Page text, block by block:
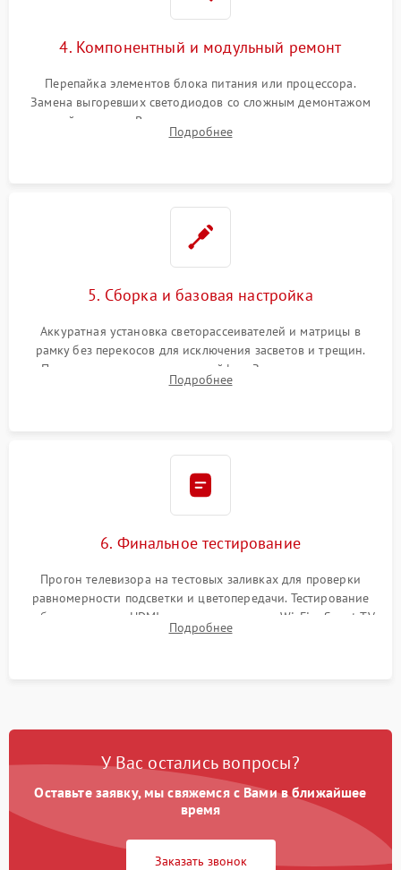
4. Компонентный и модульный ремонт
Перепайка элементов блока питания или процессора.
Замена выгоревших светодиодов со сложным демонтажом
хрупкой матрицы. Восстановление поврежденных дорожек,
прошивка микросхем памяти EEPROM
Подробнее
5. Сборка и базовая настройка
Аккуратная установка светорассеивателей и матрицы в
рамку без перекосов для исключения засветов и трещин.
Подключение внутренних шлейфов. Закрытие корпуса.
Сброс настроек и обновление программного обеспечения.
Подробнее
6. Финальное тестирование
Прогон телевизора на тестовых заливках для проверки
равномерности подсветки и цветопередачи. Тестирование
работы разъемов HDMI, динамиков, модуля Wi-Fi и Smart TV
в рабочем режиме в течение нескольких часов.
Подробнее
У Вас остались вопросы?
Оставьте заявку, мы свяжемся с Вами в ближайшее
время
Заказать звонок